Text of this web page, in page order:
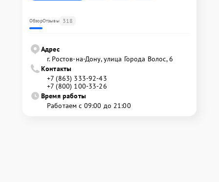
ОбзорОтзывы 318
Адрес
г. Ростов-на-Дону, улица Города Волос, 6
Контакты
+7 (863) 333-92-43
+7 (800) 100-33-26
Время работы
Работаем с 09:00 до 21:00